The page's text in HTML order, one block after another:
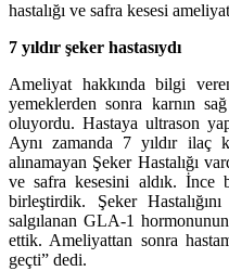
hastalığı ve safra kesesi
7 yıldır şeker hastasıydı
Ameliyat hakkında bilgi
yemeklerden sonra karnın
oluyordu. Hastaya ultrason
Aynı zamanda 7 yıldır ilaç
alınamayan Şeker Hastalığı
ve safra kesesini aldık. İnce
birleştirdik. Şeker
salgılanan GLA-1
ettik. Ameliyattan sonra
geçti” dedi.